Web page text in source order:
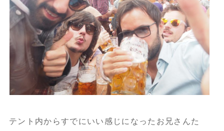
テント内からすでにいい感じになったお兄さんた